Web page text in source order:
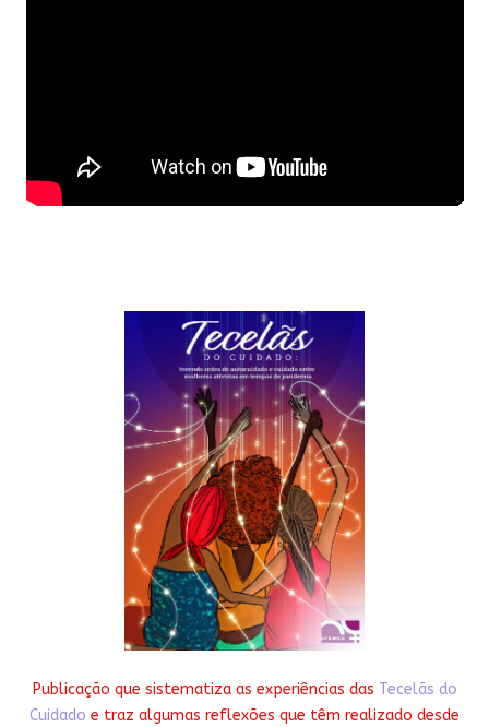
Publicação que sistematiza as experiências das Tecelãs do
Cuidado e traz algumas reflexões que têm realizado desde